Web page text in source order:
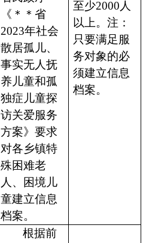
《＊＊省
2023年社会
散居孤儿、
事实无人抚
养儿童和孤
独症儿童探
访关爱服务
方案》要求
对各乡镇特
殊困难老
人、困境儿
童建立信息
档案。
至少2000人
以上。注：
只要满足服
务对象的必
须建立信息
档案。
根据前